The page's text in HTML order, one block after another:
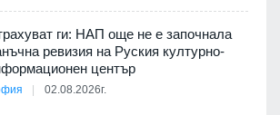
ги: НАП още не е започнала
ревизия на Руския културно-
център
02.08.2026г.